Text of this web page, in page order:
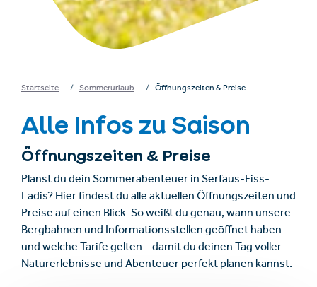
Startseite Sommerurlaub Öffnungszeiten & Preise
Alle Infos zu Saison
Öffnungszeiten & Preise
Planst du dein Sommerabenteuer in Serfaus-Fiss-
Ladis? Hier findest du alle aktuellen Öffnungszeiten und
Preise auf einen Blick. So weißt du genau, wann unsere
Bergbahnen und Informationsstellen geöffnet haben
und welche Tarife gelten – damit du deinen Tag voller
Naturerlebnisse und Abenteuer perfekt planen kannst.